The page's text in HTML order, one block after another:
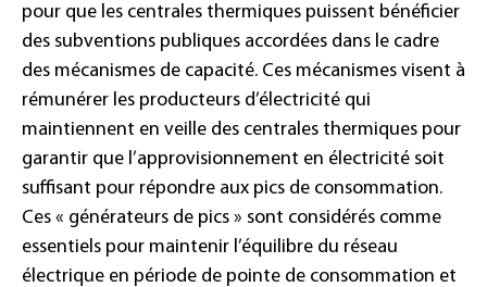
pour que les centrales thermiques puissent bénéficier
des subventions publiques accordées dans le cadre
des mécanismes de capacité. Ces mécanismes visent à
rémunérer les producteurs d’électricité qui
maintiennent en veille des centrales thermiques pour
garantir que l’approvisionnement en électricité soit
suffisant pour répondre aux pics de consommation.
Ces « générateurs de pics » sont considérés comme
essentiels pour maintenir l’équilibre du réseau
électrique en période de pointe de consommation et